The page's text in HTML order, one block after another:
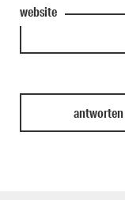
website